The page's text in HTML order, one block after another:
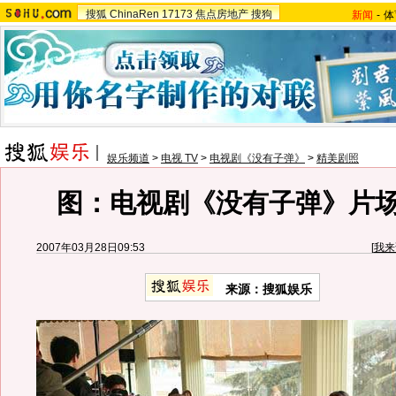
搜狐 ChinaRen 17173 焦点房地产 搜狗 新闻 -
娱乐频道 > 电视 TV > 电视剧《没有子弹》 > 精美剧照
图：电视剧《没有子弹》片
2007年03月28日09:53 [我
来源：搜狐娱乐